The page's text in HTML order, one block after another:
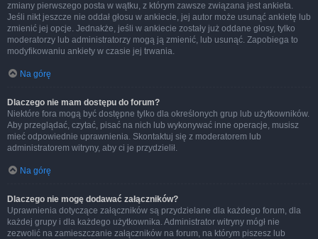
zmiany pierwszego posta w wątku, z którym zawsze związana jest ankieta.
Jeśli nikt jeszcze nie oddał głosu w ankiecie, jej autor może usunąć ankietę lub
zmienić jej opcje. Jednakże, jeśli w ankiecie zostały już oddane głosy, tylko
moderatorzy lub administratorzy mogą ją zmienić, lub usunąć. Zapobiega to
modyfikowaniu ankiety w czasie jej trwania.
Na górę
Dlaczego nie mam dostępu do forum?
Niektóre fora mogą być dostępne tylko dla określonych grup lub użytkowników.
Aby przeglądać, czytać, pisać na nich lub wykonywać inne operacje, musisz
mieć odpowiednie uprawnienia. Skontaktuj się z moderatorem lub
administratorem witryny, aby ci je przydzielił.
Na górę
Dlaczego nie mogę dodawać załączników?
Uprawnienia dotyczące załączników są przydzielane dla każdego forum, dla
każdej grupy i dla każdego użytkownika. Administrator witryny mógł nie
zezwolić na zamieszczanie załączników na forum, na którym piszesz lub